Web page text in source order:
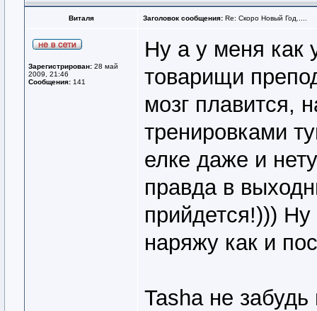
Виталя Заголовок сообщения: Re: Скоро Новый Год.....
Зарегистрирован: 28 май
2009, 21:46
Сообщения: 141
Ну а у меня как
товарищи
мозг плавится,
тренировками
елке даже и
правда в
прийдется!)))
наряжу как и
Tasha не забудь